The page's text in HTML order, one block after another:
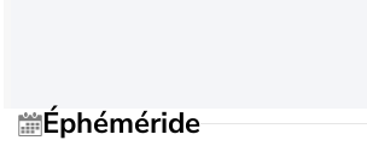
Éphéméride